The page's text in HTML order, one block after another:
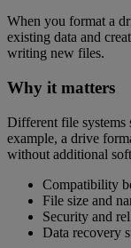
When you format a
existing data and
writing new files.
Why it matters
Different file systems
example, a drive
without additional
Compatibility
File size and
Security and
Data recovery